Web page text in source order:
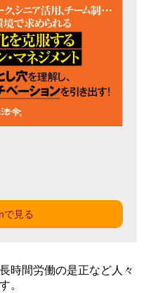
で見る
時間労働の是正など人々
。